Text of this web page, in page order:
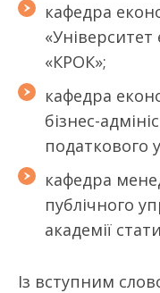
кафедра
«КРОК»;
кафедра
бізнес-
податкового
кафедра
публічного
академії
Із вступним